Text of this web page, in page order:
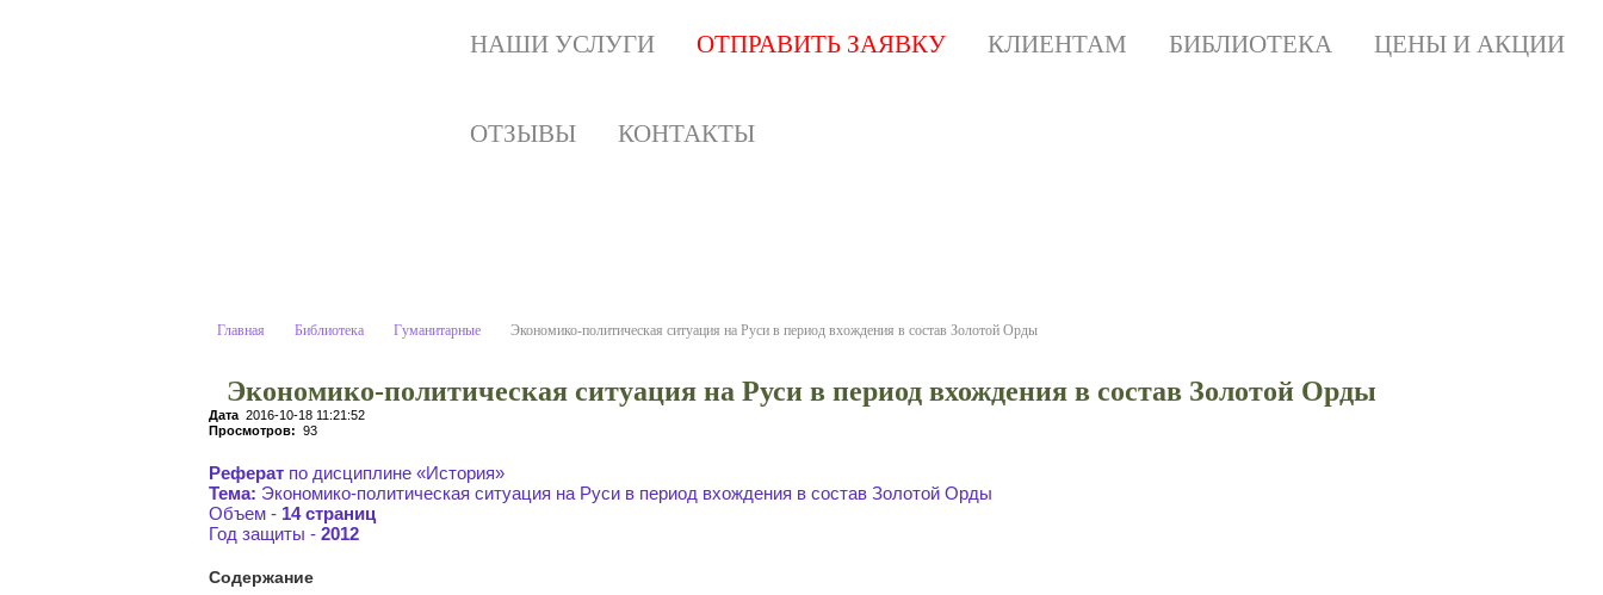
НАШИ УСЛУГИ ОТПРАВИТЬ ЗАЯВКУ КЛИЕНТАМ БИБЛИОТЕКА ЦЕНЫ И АКЦИИ
ОТЗЫВЫ КОНТАКТЫ
Главная Библиотека Гуманитарные Экономико-политическая ситуация на Руси в период вхождения в состав Золотой Орды
Экономико-политическая ситуация на Руси в период вхождения в состав Золотой Орды
Дата 2016-10-18 11:21:52
Просмотров: 93
Реферат по дисциплине «История»
Тема: Экономико-политическая ситуация на Руси в период вхождения в состав Золотой Орды
Объем - 14 страниц
Год защиты - 2012
Содержание